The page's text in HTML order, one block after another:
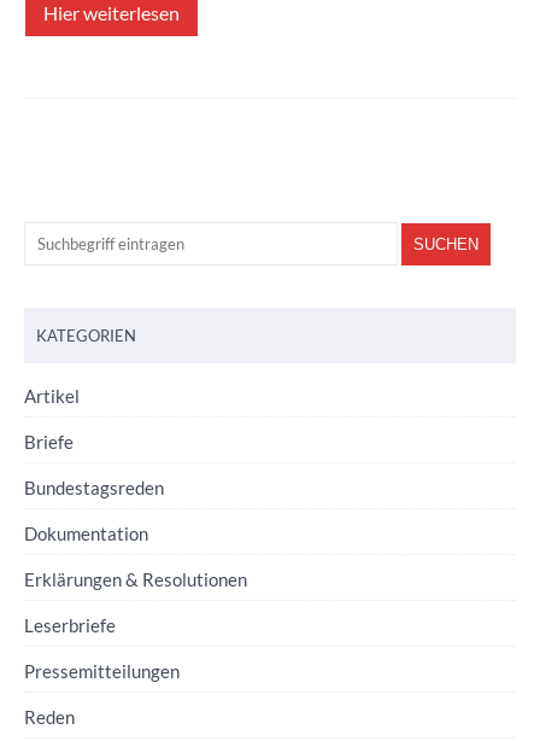
Hier weiterlesen
KATEGORIEN
Artikel
Briefe
Bundestagsreden
Dokumentation
Erklärungen & Resolutionen
Leserbriefe
Pressemitteilungen
Reden